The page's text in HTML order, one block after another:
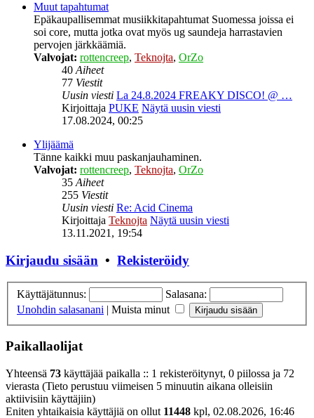
Muut tapahtumat
Epäkaupallisemmat musiikkitapahtumat Suomessa joissa ei
soi core, mutta jotka ovat myös ug saundeja harrastavien
pervojen järkkäämiä.
Valvojat: rottencreep, Teknojta, OrZo
40Aiheet
77 Viestit
Uusin viesti La 24.8.2024 FREAKY DISCO! @ …
Kirjoittaja PUKE Näytä uusin viesti
17.08.2024, 00:25
Ylijäämä
Tänne kaikki muu paskanjauhaminen.
Valvojat: rottencreep, Teknojta, OrZo
35Aiheet
255 Viestit
Uusin viesti Re: Acid Cinema
Kirjoittaja Teknojta Näytä uusin viesti
13.11.2021, 19:54
Kirjaudu sisään • Rekisteröidy
Käyttäjätunnus:
Salasana:
Unohdin salasanani | Muista minut
Paikallaolijat
Yhteensä 73 käyttäjää paikalla :: 1 rekisteröitynyt, 0 piilossa ja 72
vierasta (Tieto perustuu viimeisen 5 minuutin aikana olleisiin
aktiivisiin käyttäjiin)
Eniten yhtaikaisia käyttäjiä on ollut 11448 kpl, 02.08.2026, 16:46